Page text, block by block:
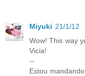
Miyuki 21/1/12
Wow! This way
Vicia!
--
Estou